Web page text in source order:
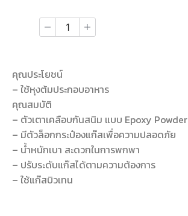
คุณประโยชน์
– ใช้หุงต้มประกอบอาหาร
คุณสมบัติ
– ตัวเตาเคลือบกันสนิม แบบ Epoxy Powder
– มีตัวล็อกกระป๋องแก๊สเพื่อความปลอดภัย
– น้ำหนักเบา สะดวกในการพกพา
– ปรับระดับแก๊สได้ตามความต้องการ
– ใช้แก๊สบิวเทน